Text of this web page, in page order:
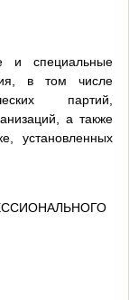
и специальные
в том числе
партий,
а также
установленных